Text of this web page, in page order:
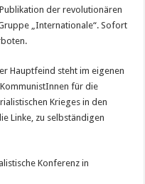
der revolutionären
„Internationale“. Sofort
Hauptfeind steht im eigenen
für die
Krieges in den
Linke, zu selbständigen
Konferenz in